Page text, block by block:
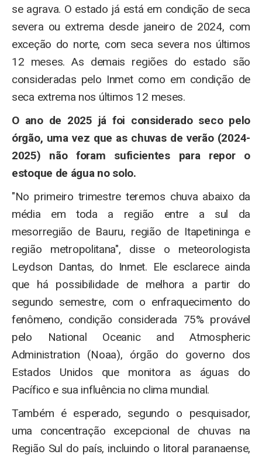
se agrava. O estado já está em condição de seca
severa ou extrema desde janeiro de 2024, com
exceção do norte, com seca severa nos últimos
12 meses. As demais regiões do estado são
consideradas pelo Inmet como em condição de
seca extrema nos últimos 12 meses.
O ano de 2025 já foi considerado seco pelo
órgão, uma vez que as chuvas de verão (2024-
2025) não foram suficientes para repor o
estoque de água no solo.
"No primeiro trimestre teremos chuva abaixo da
média em toda a região entre a sul da
mesorregião de Bauru, região de Itapetininga e
região metropolitana", disse o meteorologista
Leydson Dantas, do Inmet. Ele esclarece ainda
que há possibilidade de melhora a partir do
segundo semestre, com o enfraquecimento do
fenômeno, condição considerada 75% provável
pelo National Oceanic and Atmospheric
Administration (Noaa), órgão do governo dos
Estados Unidos que monitora as águas do
Pacífico e sua influência no clima mundial.
Também é esperado, segundo o pesquisador,
uma concentração excepcional de chuvas na
Região Sul do país, incluindo o litoral paranaense,